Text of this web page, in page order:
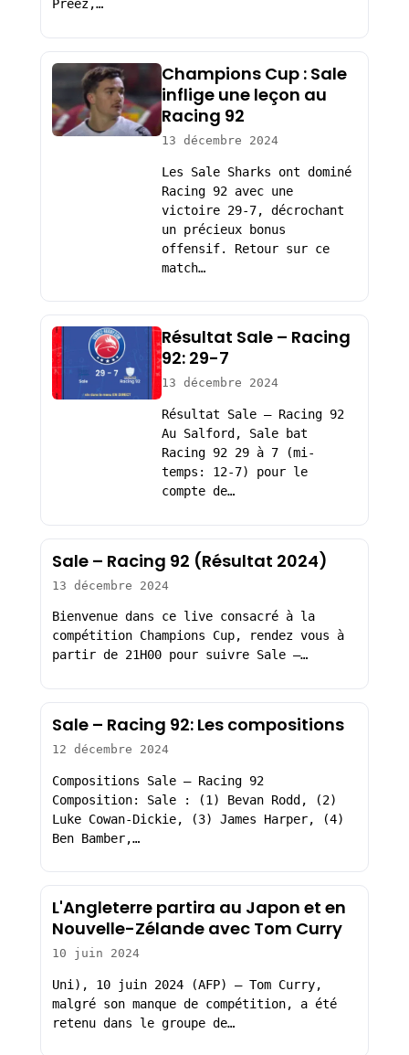
Preez,…
Champions Cup : Sale
inflige une leçon au
Racing 92
13 décembre 2024
Les Sale Sharks ont dominé
Racing 92 avec une
victoire 29-7, décrochant
un précieux bonus
offensif. Retour sur ce
match…
Résultat Sale – Racing
92: 29-7
13 décembre 2024
Résultat Sale – Racing 92
Au Salford, Sale bat
Racing 92 29 à 7 (mi-
temps: 12-7) pour le
compte de…
Sale – Racing 92 (Résultat 2024)
13 décembre 2024
Bienvenue dans ce live consacré à la
compétition Champions Cup, rendez vous à
partir de 21H00 pour suivre Sale –…
Sale – Racing 92: Les compositions
12 décembre 2024
Compositions Sale – Racing 92
Composition: Sale : (1) Bevan Rodd, (2)
Luke Cowan-Dickie, (3) James Harper, (4)
Ben Bamber,…
L'Angleterre partira au Japon et en
Nouvelle-Zélande avec Tom Curry
10 juin 2024
Uni), 10 juin 2024 (AFP) – Tom Curry,
malgré son manque de compétition, a été
retenu dans le groupe de…